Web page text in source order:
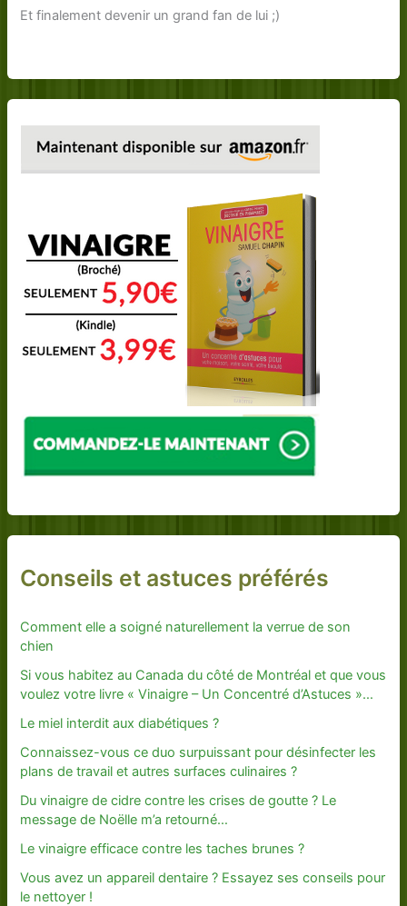
Et finalement devenir un grand fan de lui ;)
Conseils et astuces préférés
Comment elle a soigné naturellement la verrue de son
chien
Si vous habitez au Canada du côté de Montréal et que vous
voulez votre livre « Vinaigre – Un Concentré d’Astuces »…
Le miel interdit aux diabétiques ?
Connaissez-vous ce duo surpuissant pour désinfecter les
plans de travail et autres surfaces culinaires ?
Du vinaigre de cidre contre les crises de goutte ? Le
message de Noëlle m’a retourné…
Le vinaigre efficace contre les taches brunes ?
Vous avez un appareil dentaire ? Essayez ses conseils pour
le nettoyer !